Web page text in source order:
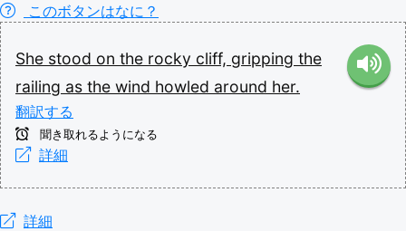
このボタンはなに？
She stood on the rocky cliff, gripping the
railing as the wind howled around her.
翻訳する
聞き取れるようになる
詳細
詳細